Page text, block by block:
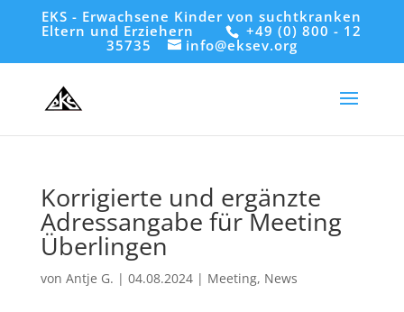
EKS - Erwachsene Kinder von suchtkranken
Eltern und Erziehern
+49 (0) 800 - 12
35735
info@eksev.org
Korrigierte und ergänzte
Adressangabe für Meeting
Überlingen
von Antje G. | 04.08.2024| Meeting, News